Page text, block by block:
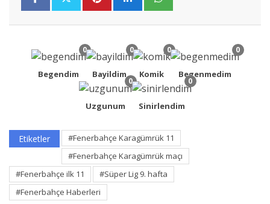
0
Begendim
0
Bayildim
0
Komik
0
Begenmedim
0
Uzgunum
0
Sinirlendim
Etiketler
#Fenerbahçe Karagümrük 11
#Fenerbahçe Karagümrük maçı
#Fenerbahçe ilk 11
#Süper Lig 9. hafta
#Fenerbahçe Haberleri